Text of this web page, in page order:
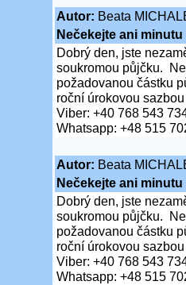
Autor: Beata
Nečekejte ani
Dobrý den, jste
soukromou půjčku.
požadovanou částku
roční úrokovou
Viber: +40 768 543
Whatsapp: +48 515
Autor: Beata
Nečekejte ani
Dobrý den, jste
soukromou půjčku.
požadovanou částku
roční úrokovou
Viber: +40 768 543
Whatsapp: +48 515